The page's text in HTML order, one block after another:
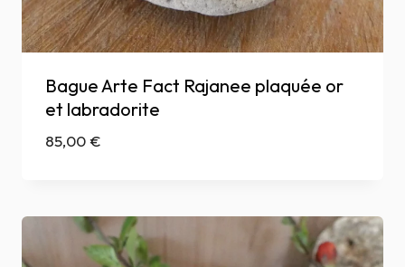
Bague Arte Fact Rajanee plaquée or
et labradorite
85,00€